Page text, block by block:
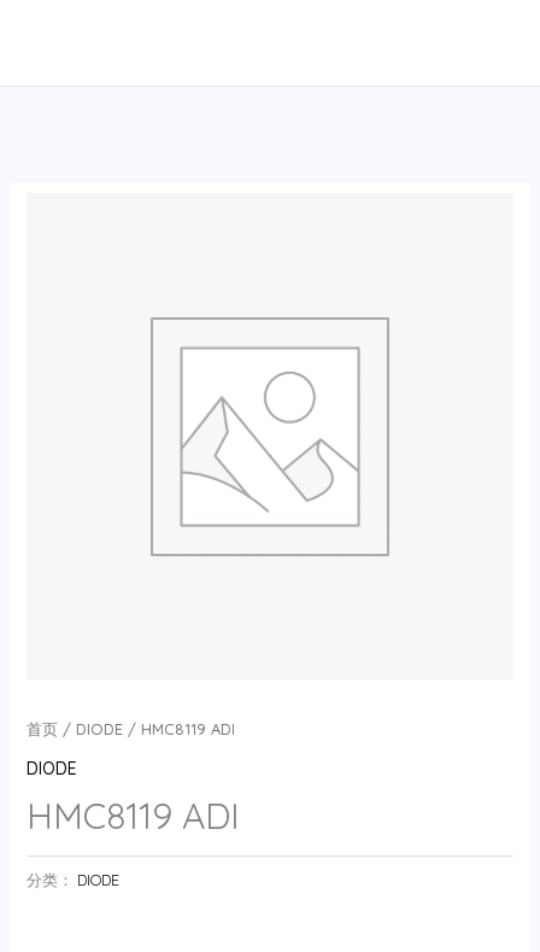
首页/ DIODE/ HMC8119 ADI
DIODE
HMC8119 ADI
分类： DIODE